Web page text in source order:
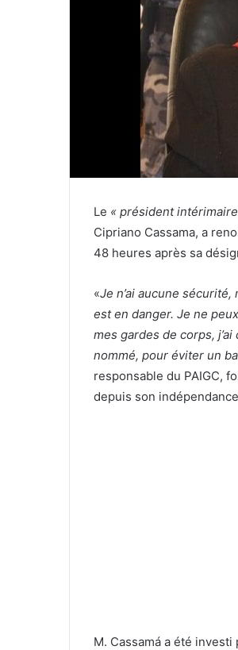
Le « président
Cipriano Cassama, a
48 heures après sa
«Je n’ai aucune
est en danger. Je ne
mes gardes de corps,
nommé, pour éviter un
responsable du PAIGC,
depuis son
M. Cassamá a été